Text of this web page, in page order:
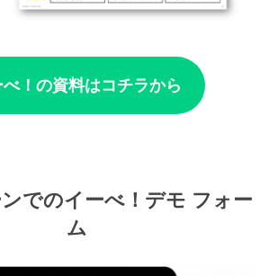
べ！の資料はコチラから
でのイーべ！デモ フォー
ム